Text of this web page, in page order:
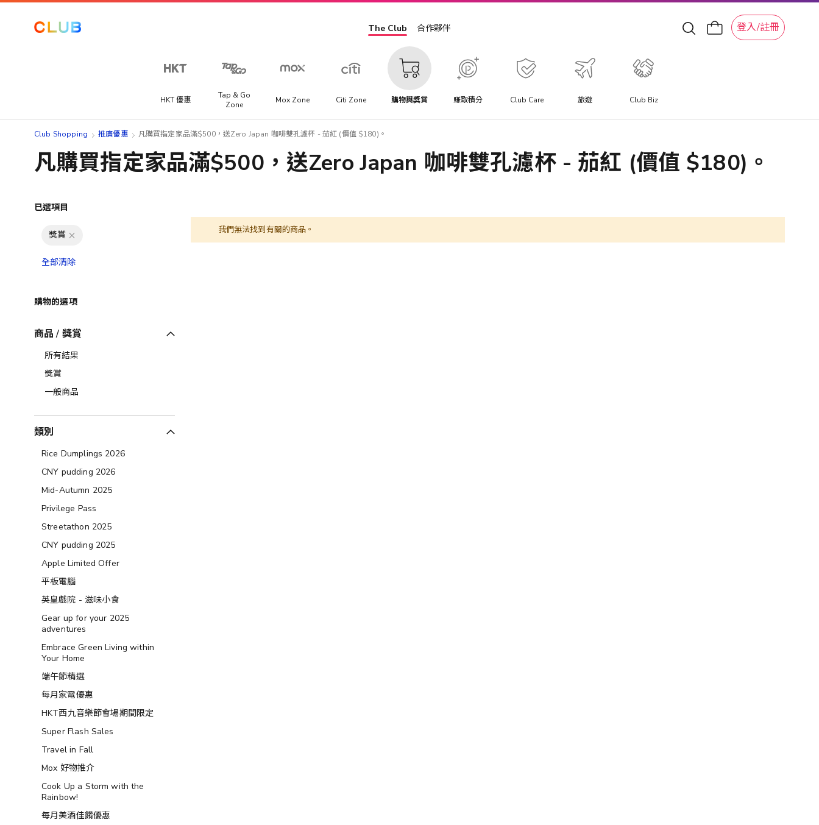
The Club 合作夥伴 登入/註冊
HKT 優惠
Tap & Go
Zone
Mox Zone Citi Zone 購物與獎賞 賺取積分 Club Care 旅遊 Club Biz
Club Shopping 推廣優惠 凡購買指定家品滿$500，送Zero Japan 咖啡雙孔濾杯 - 茄紅 (價值 $180)。
凡購買指定家品滿$500，送Zero Japan 咖啡雙孔濾杯 - 茄紅 (價值 $180)。
我們無法找到有關的商品。
已選項目
獎賞
全部清除
購物的選項
商品 / 獎賞
所有結果
獎賞
一般商品
類別
Rice Dumplings 2026
CNY pudding 2026
Mid-Autumn 2025
Privilege Pass
Streetathon 2025
CNY pudding 2025
Apple Limited Offer
平板電腦
英皇戲院 - 滋味小食
Gear up for your 2025
adventures
Embrace Green Living within
Your Home
端午節精選
每月家電優惠
HKT西九音樂節會場期間限定
Super Flash Sales
Travel in Fall
Mox 好物推介
Cook Up a Storm with the
Rainbow!
每月美酒佳餚優惠